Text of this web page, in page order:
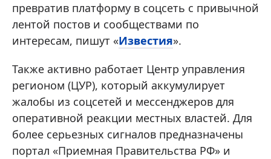
превратив платформу в соцсеть с привычной
лентой постов и сообществами по
интересам, пишут «Известия».
Также активно работает Центр управления
регионом (ЦУР), который аккумулирует
жалобы из соцсетей и мессенджеров для
оперативной реакции местных властей. Для
более серьезных сигналов предназначены
портал «Приемная Правительства РФ» и